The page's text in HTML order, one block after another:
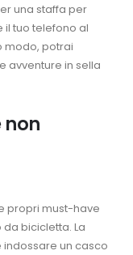
una staffa per
il tuo telefono al
modo, potrai
avventure in sella
non
propri must-have
bicicletta. La
un casco